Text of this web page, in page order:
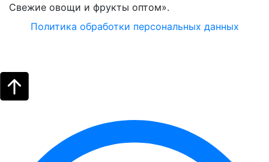
Свежие овощи и фрукты оптом».
Политика обработки персональных данных